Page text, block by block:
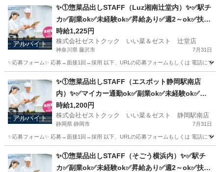
キッチン スタッフ
アルバイト
✨①惣菜品出しSTAFF（Luz湘南辻堂内）✨✅駅チ
カ✅副業ok✅未経験ok✅昇給あり✅週2～ok✅扶養
内ok
時給1,225円
株式会社ゼストクック いい菜＆ゼスト 辻堂店
神奈川県 藤沢市 7月31日
✨応募フォーム✨ 応募→面接1回→採用 以下、URLの応募フォームもしくは 電話にて
キッチン
アルバイト
✨①惣菜品出しSTAFF（エスポット静岡駅南店
内）✨✅マイカー通勤ok✅副業ok✅未経験ok✅扶
養内ok✅週2～ok
時給1,200円
株式会社ゼストクック いい菜＆ゼスト 静岡駅南店
静岡県 静岡市 7月31日
✨応募フォーム✨ 応募→面接1回→採用 以下、URLの応募フォームもしくは 電話にて
キッチン スタッフ
✨①惣菜品出しSTAFF（そごう横浜内）✨✅駅チ
カ✅副業ok✅未経験ok✅昇給あり✅週2～ok✅扶養